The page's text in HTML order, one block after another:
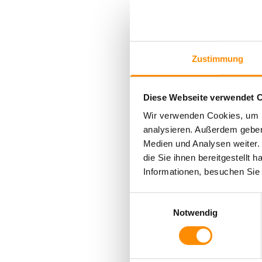
Zustimmung
Diese Webseite verwendet
Wir verwenden Cookies,
analysieren. Außerdem
Medien und Analysen
die Sie ihnen bereitgestellt
Informationen, besuchen Sie
Notwendig
Dezember 2013
vermarkten. Die
Regionalleiter
Ein Rückblick:
Bürostandort.
Bauarbeiten für
Im Oktober 2017
2018 von der DB